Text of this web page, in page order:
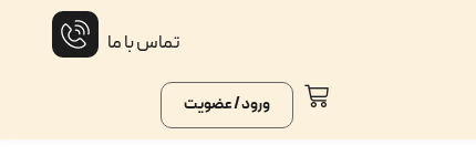
تماس با ما
ورود / عضویت